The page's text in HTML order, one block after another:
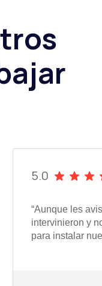
5.0
“Aunque les
intervinieron y
para instalar